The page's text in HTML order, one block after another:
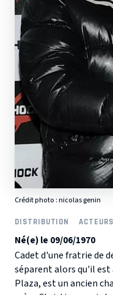
Crédit photo :nicolas genin
DISTRIBUTION ACTEURS
Né(e) le 09/06/1970
Cadet d'une fratrie de
séparent alors qu'il est
Plaza, est un ancien